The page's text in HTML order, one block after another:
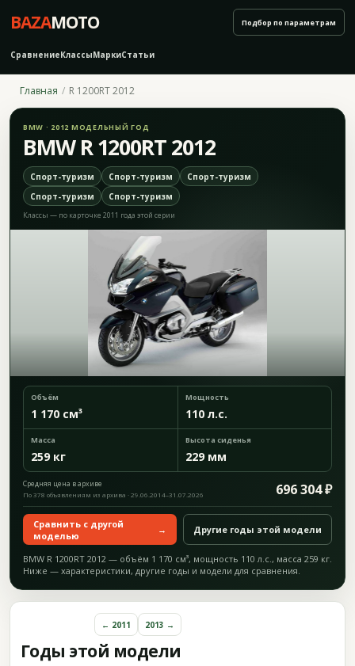
BAZAMOTO
СравнениеКлассыМаркиСтатьи
Подбор по параметрам
Главная R 1200RT 2012
BMW · 2012 МОДЕЛЬНЫЙ ГОД
BMW R 1200RT 2012
Спорт-туризм Спорт-туризм
Спорт-туризм
Спорт-туризм
Спорт-туризм
Классы — по карточке 2011 года этой серии
Объём
1 170 см³
Мощность
110 л.с.
Масса
259 кг
Высота сиденья
229 мм
Средняя цена в архиве 696 304 ₽
По 378 объявлениям из архива · 29.06.2014–31.07.2026
Сравнить с другой
моделью
→ Другие годы этой модели
BMW R 1200RT 2012 — объём 1 170 см³, мощность 110 л.с., масса 259 кг.
Ниже — характеристики, другие годы и модели для сравнения.
Годы этой модели
← 2011 2013 →